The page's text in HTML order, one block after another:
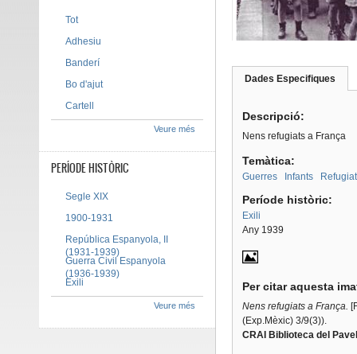
Dades Especifiques
Descripció:
Nens refugiats a França
Temàtica:
Guerres Infants
Període històric:
Exili
Any 1939
Per citar aquesta
Nens refugiats a França.
(Exp.Mèxic) 3/9(3)).
CRAI Biblioteca del
Tot
Adhesiu
Banderí
Bo d'ajut
Cartell
Veure més
PERÍODE HISTÒRIC
Segle XIX
1900-1931
República Espanyola, II
(1931-1939)
Guerra Civil Espanyola
(1936-1939)
Exili
Veure més